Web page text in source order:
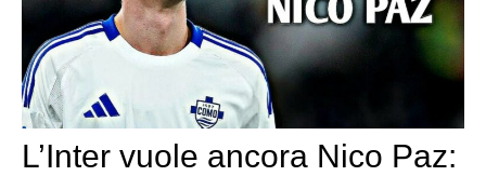
L’Inter vuole ancora Nico Paz: